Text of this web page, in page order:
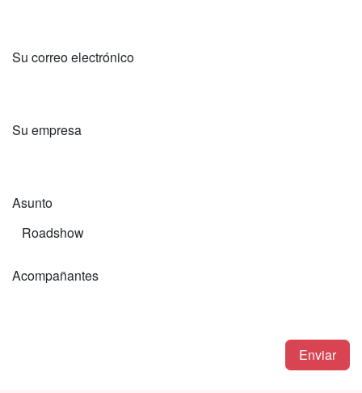
Su correo electrónico
Su empresa
Asunto
Acompañantes
Enviar